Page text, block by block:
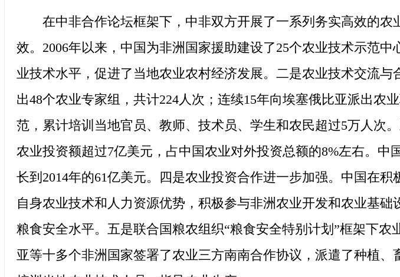
在中非合作论坛框架下，中非双方开展了一系列务实高效的农
效。2006年以来，中国为非洲国家援助建设了25个农业技术示范
业技术水平，促进了当地农业农村经济发展。二是农业技术交流
出48个农业专家组，共计224人次；连续15年向埃塞俄比亚派出农
范，累计培训当地官员、教师、技术员、学生和农民超过5万人次
农业投资额超过7亿美元，占中国农业对外投资总额的8%左右。
长到2014年的61亿美元。四是农业投资合作进一步加强。中国在
自身农业技术和人力资源优势，积极参与非洲农业开发和农业基
粮食安全水平。五是联合国粮农组织“粮食安全特别计划”框架下
亚等十多个非洲国家签署了农业三方南南合作协议，派遣了种植